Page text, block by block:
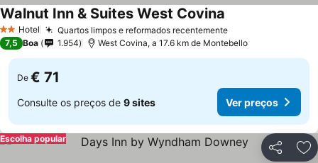
2 Estrelas
Hotel Quartos limpos e reformados recentemente
Walnut Inn & Suites West Covina
7,5 Boa 1.954 West Covina, a 17.6 km de Montebello
De € 71
Consulte os preços de 9 sites Ver preços
Partilhar
Escolha popular